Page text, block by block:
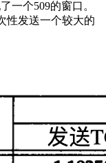
一个509的窗口。
性发送一个较大的